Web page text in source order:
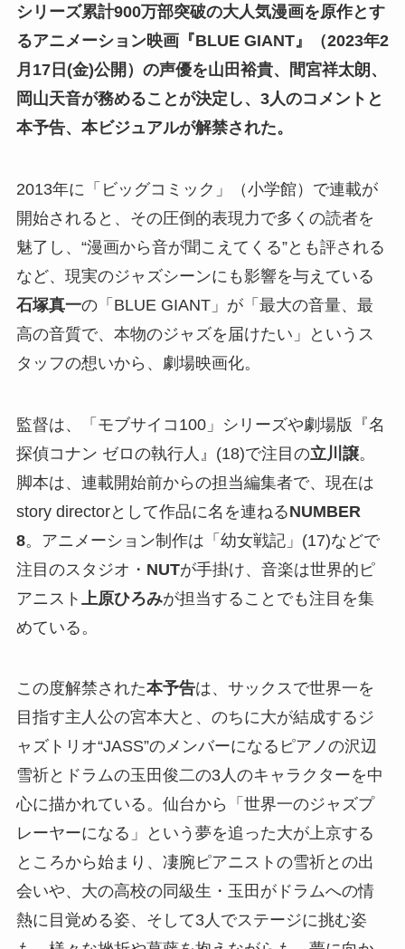
シリーズ累計900万部突破の大人気漫画を原作とす
るアニメーション映画『BLUE GIANT』（2023年2
月17日(金)公開）の声優を山田裕貴、間宮祥太朗、
岡山天音が務めることが決定し、3人のコメントと
本予告、本ビジュアルが解禁された。
2013年に「ビッグコミック」（小学館）で連載が
開始されると、その圧倒的表現力で多くの読者を
魅了し、“漫画から音が聞こえてくる”とも評される
など、現実のジャズシーンにも影響を与えている
石塚真一の「BLUE GIANT」が「最大の音量、最
高の音質で、本物のジャズを届けたい」というス
タッフの想いから、劇場映画化。
監督は、「モブサイコ100」シリーズや劇場版『名
探偵コナン ゼロの執行人』(18)で注目の立川譲。
脚本は、連載開始前からの担当編集者で、現在は
story directorとして作品に名を連ねるNUMBER
8。アニメーション制作は「幼女戦記」(17)などで
注目のスタジオ・ NUTが手掛け、音楽は世界的ピ
アニスト
上原ひろみが担当することでも注目を集
めている。
この度解禁された本予告は、サックスで世界一を
目指す主人公の宮本大と、のちに大が結成するジ
ャズトリオ“JASS”のメンバーになるピアノの沢辺
雪祈とドラムの玉田俊二の3人のキャラクターを中
心に描かれている。仙台から「世界一のジャズプ
レーヤーになる」という夢を追った大が上京する
ところから始まり、凄腕ピアニストの雪祈との出
会いや、大の高校の同級生・玉田がドラムへの情
熱に目覚める姿、そして3人でステージに挑む姿